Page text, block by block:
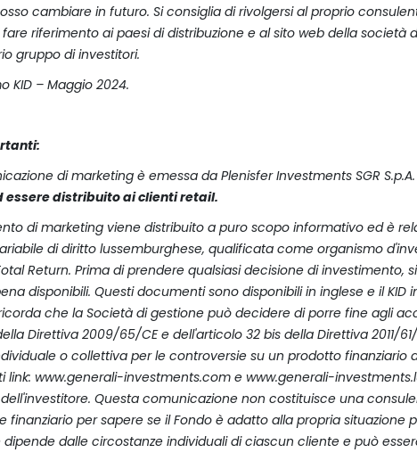
cambiare in futuro. Si consiglia di rivolgersi al proprio
riferimento ai paesi di distribuzione e al sito web della
gruppo di investitori.
KID – Maggio 2024.
di marketing è emessa da Plenisfer Investments SGR S.p.A.
essere distribuito ai clienti retail.
di marketing viene distribuito a puro scopo informativo ed è
di diritto lussemburghese, qualificata come organismo
Return. Prima di prendere qualsiasi decisione di investimento,
disponibili. Questi documenti sono disponibili in inglese e il
che la Società di gestione può decidere di porre fine agli
Direttiva 2009/65/CE e dell'articolo 32 bis della Direttiva 2011/
o collettiva per le controversie su un prodotto finanziario
link: www.generali-investments.com e www.generali-
Questa comunicazione non costituisce una
finanziario per sapere se il Fondo è adatto alla propria
dalle circostanze individuali di ciascun cliente e può